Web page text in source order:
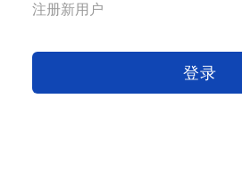
注册新用户
登录